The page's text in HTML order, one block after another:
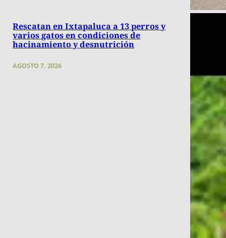
Rescatan en Ixtapaluca a 13 perros y
varios gatos en condiciones de
hacinamiento y desnutrición
AGOSTO 7, 2026